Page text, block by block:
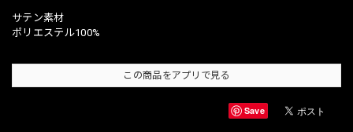
サテン素材
ポリエステル100%
この商品をアプリで見る
Save